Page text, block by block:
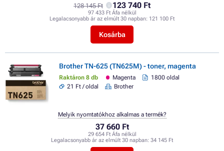
128 145 Ft 123 740 Ft
97 433 Ft Áfa nélkül
Legalacsonyabb ár az elmúlt 30 napban: 121 100 Ft
Kosárba
Brother TN-625 (TN625M) - toner, magenta
Raktáron 8 db Magenta
1800 oldal
21 Ft / oldal
Brother
37 660 Ft
29 654 Ft Áfa nélkül
Legalacsonyabb ár az elmúlt 30 napban: 34 145 Ft
Melyik nyomtatókhoz alkalmas a termék?